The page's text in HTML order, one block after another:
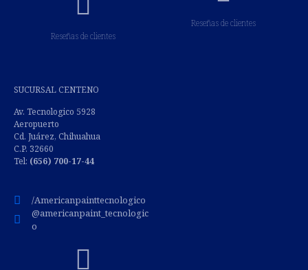
Reseñas de clientes
Reseñas de clientes
SUCURSAL CENTENO
Av. Tecnologico 5928
Aeropuerto
Cd. Juárez, Chihuahua
C.P. 32660
Tel: (656) 700-17-44
/Americanpainttecnologico
@americanpaint_tecnologic
o